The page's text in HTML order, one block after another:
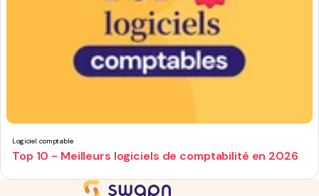
Logiciel comptable
Top 10 - Meilleurs logiciels de comptabilité en 2026